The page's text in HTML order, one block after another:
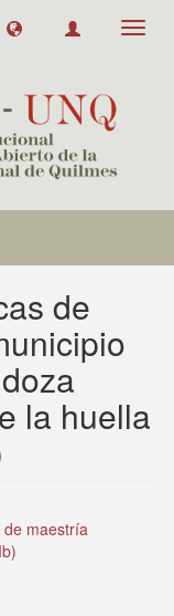
de
la huella
de maestría